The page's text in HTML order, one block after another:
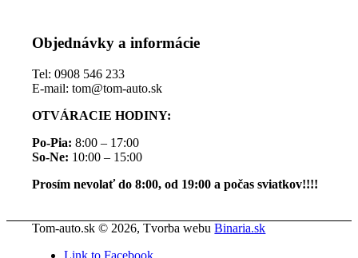
Objednávky a informácie
Tel: 0908 546 233
E-mail: tom@tom-auto.sk
OTVÁRACIE HODINY:
Po-Pia: 8:00 – 17:00
So-Ne: 10:00 – 15:00
Prosím nevolať do 8:00, od 19:00 a počas sviatkov!!!!
Tom-auto.sk © 2026, Tvorba webuBinaria.sk
Link to Facebook